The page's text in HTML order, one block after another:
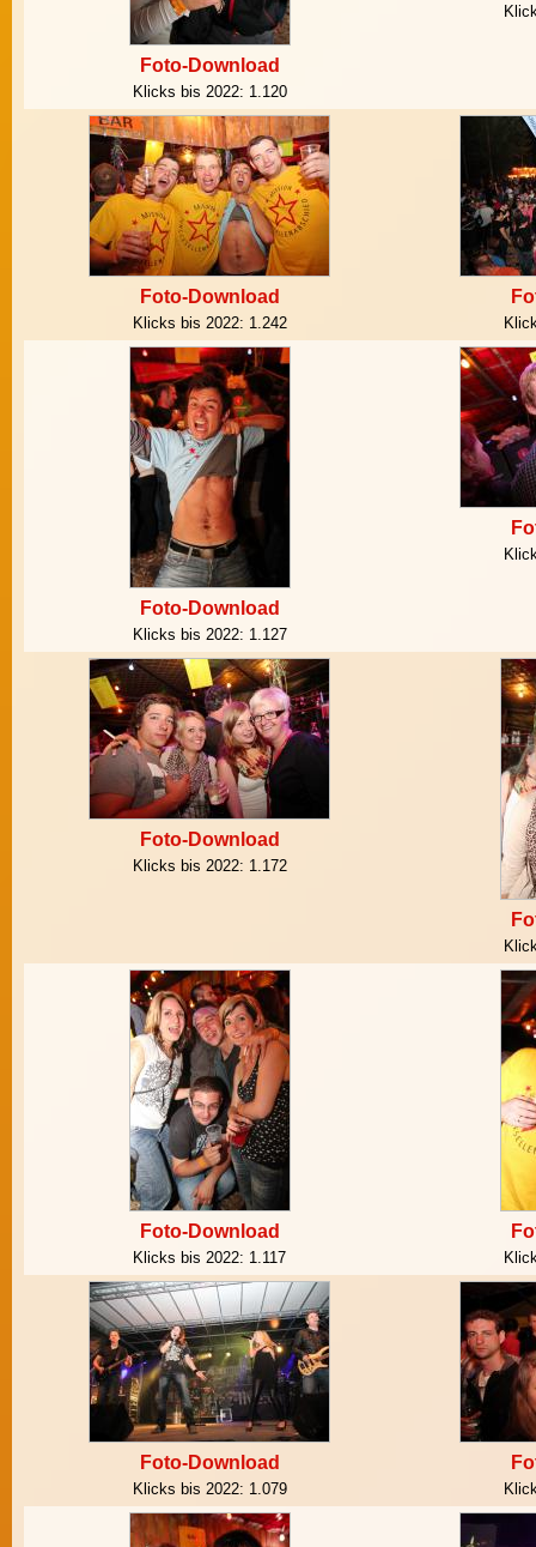
Foto-Download
Klicks bis 2022: 1.120
Foto-Download
Klicks bis 2022: 1.242
Foto-Download
Klicks bis 2022: 1.127
Foto-Download
Klicks bis 2022: 1.172
Foto-Download
Klicks bis 2022: 1.117
Foto-Download
Klicks bis 2022: 1.079